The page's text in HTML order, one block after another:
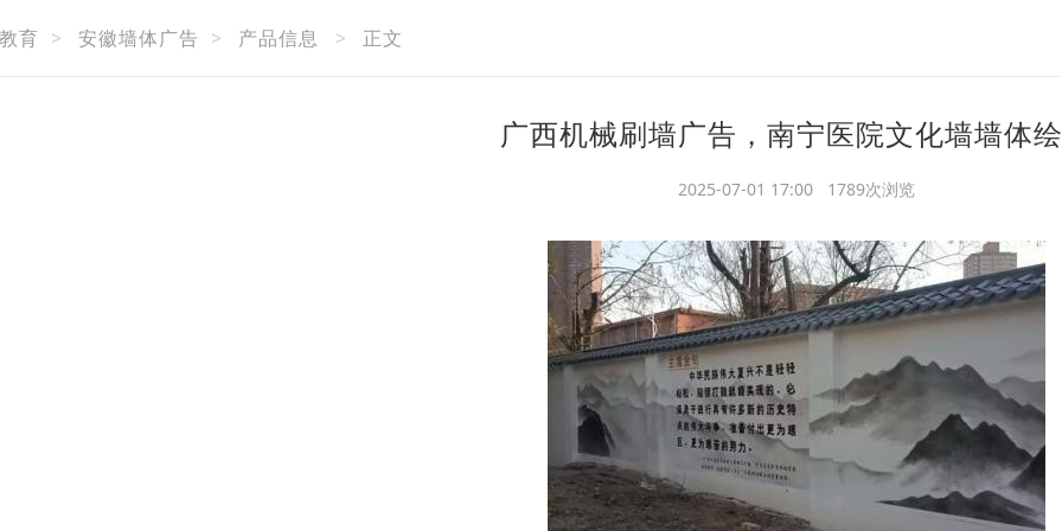
育 > 安徽墙体广告 > 产品信息 > 正文
广西机械刷墙广告，南宁医院文化墙墙体
2025-07-01 17:00 1789次浏览